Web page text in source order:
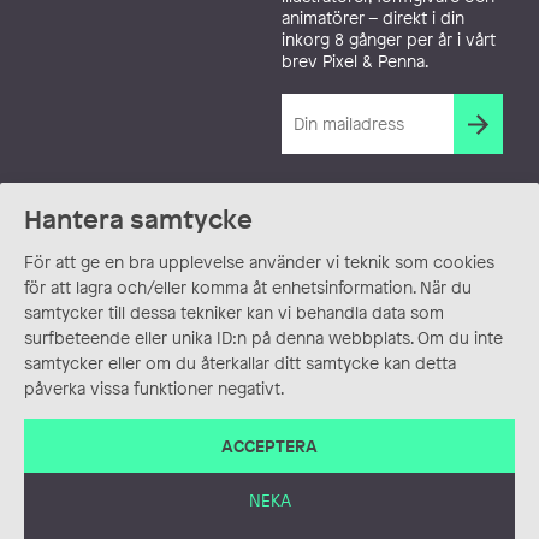
Hantera samtycke
För att ge en bra upplevelse använder vi teknik som cookies
för att lagra och/eller komma åt enhetsinformation. När du
samtycker till dessa tekniker kan vi behandla data som
surfbeteende eller unika ID:n på denna webbplats. Om du inte
samtycker eller om du återkallar ditt samtycke kan detta
påverka vissa funktioner negativt.
ACCEPTERA
NEKA
animatörer – direkt i din
inkorg 8 gånger per år i vårt
brev Pixel & Penna.